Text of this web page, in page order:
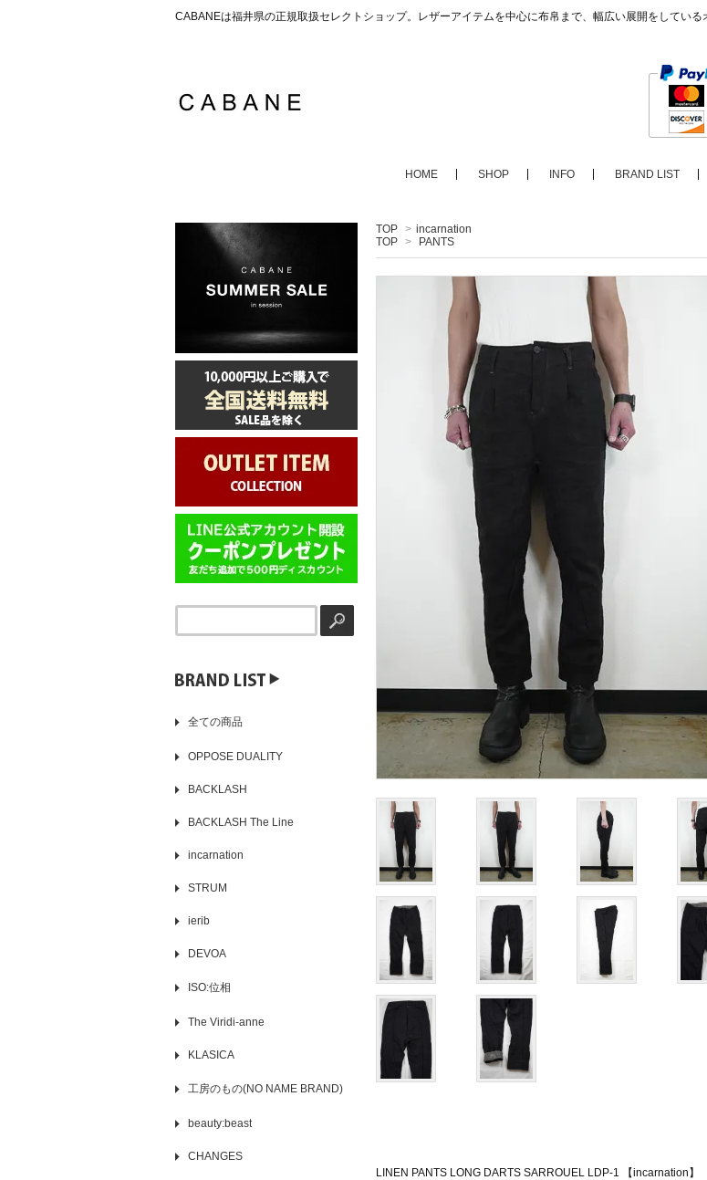
CABANEは福井県の正規取扱セレクトショップ。レザーアイテムを中心に布帛まで、幅広い展開をしている
HOME SHOP INFO BRAND LIST
TOP > incarnation
TOP > PANTS
LINEN PANTS LONG DARTS SARROUEL LDP-1 【incarnation】
▶️
全ての商品
OPPOSE DUALITY
BACKLASH
BACKLASH The Line
incarnation
STRUM
ierib
DEVOA
ISO:位相
The Viridi-anne
KLASICA
工房のもの(NO NAME BRAND)
beauty:beast
CHANGES